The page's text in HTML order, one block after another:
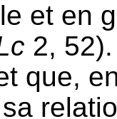
et en
2,
que,